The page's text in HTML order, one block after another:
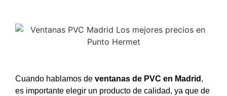
Cuando hablamos de ventanas de PVC en Madrid ,
es importante elegir un producto de calidad, ya que de